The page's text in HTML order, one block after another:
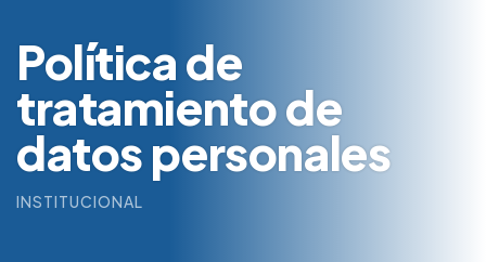
Política de
tratamiento de
datos personales
INSTITUCIONAL